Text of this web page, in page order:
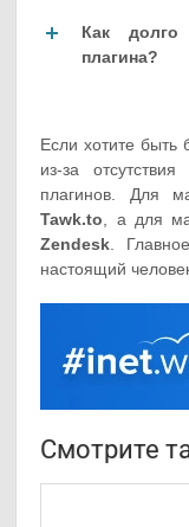
Как долго
плагина?
Если хотите быть
из-за
плагинов. Для
Tawk.to, а для
Zendesk.
настоящий
Смотрите